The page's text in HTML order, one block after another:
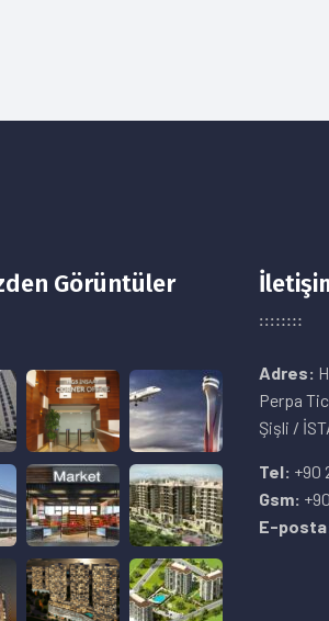
Görüntüler
Adres:
Perpa
Şişli /
Tel: +90
Gsm:
E-